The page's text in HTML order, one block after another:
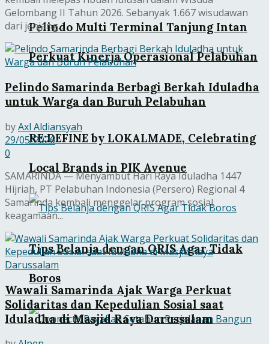
Pelindo Multi Terminal Tanjung Intan
Perkuat Kinerja Operasional Pelabuhan
RE:DEFINE by LOKALMADE, Celebrating
Local Brands in PIK Avenue
Tips Belanja dengan QRIS Agar Tidak
Boros
Gelombang II Tahun 2026. Sebanyak 1.667 wisudawan
dari jenjang...
Pelindo Samarinda Berbagi Berkah Iduladha
untuk Warga dan Buruh Pelabuhan
byAxl Aldiansyah
29/05/2026
0
SAMARINDA — Menyambut Hari Raya Iduladha 1447
Hijriah, PT Pelabuhan Indonesia (Persero) Regional 4
Samarinda kembali menggelar program sosial
keagamaan...
Wawali Samarinda Ajak Warga Perkuat
Solidaritas dan Kepedulian Sosial saat
Iduladha di Masjid Raya Darussalam